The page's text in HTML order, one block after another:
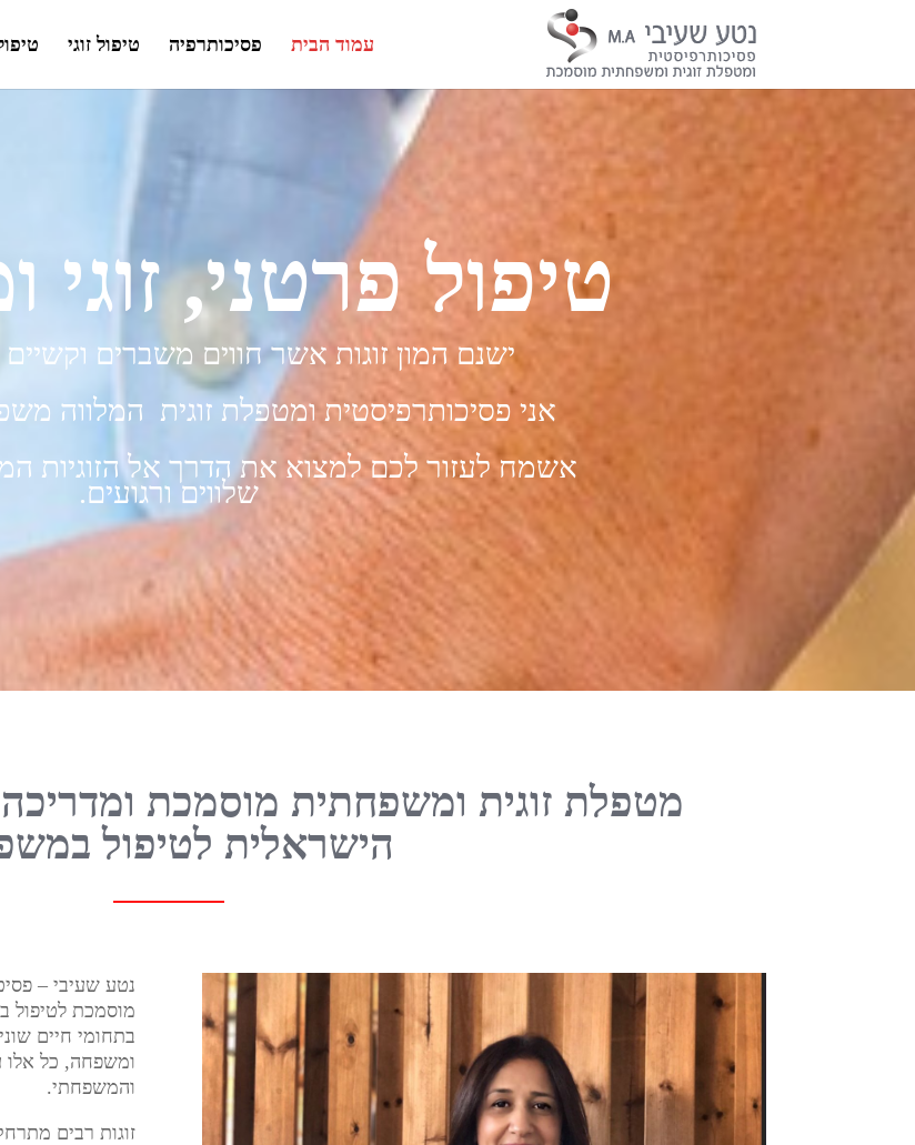
עמוד הבית פסיכותרפיה טיפול זוגי
טיפול פרטני,
ישנם המון זוגות אשר חווים משברים וקשיים
אני פסיכותרפיסטית ומטפלת זוגית המלווה
אשמח לעזור לכם למצוא את הדרך אל הזוגיות
שלווים ורגועים.
מטפלת זוגית ומשפחתית מוסמכת
הישראלית לטיפול
נטע שעיבי –
מוסמכת לטיפול
בתחומי חיים
ומשפחה, כל אלו
והמשפחתי.
זוגות רבים